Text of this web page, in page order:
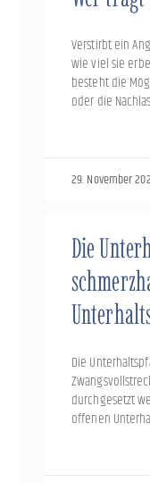
Verstirbt ein
wie viel sie
besteht die
oder die
29. November
Die
Die
durchgesetzt
offenen